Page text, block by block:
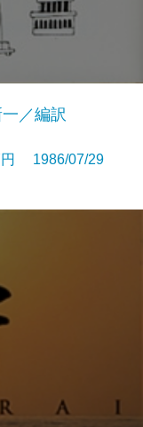
／編訳
1986/07/29